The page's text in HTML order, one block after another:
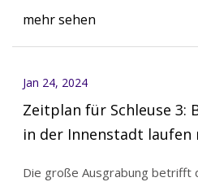
mehr sehen
Jan 24, 2024
Zeitplan für Schleuse 3:
in der Innenstadt laufen
Die große Ausgrabung betrifft